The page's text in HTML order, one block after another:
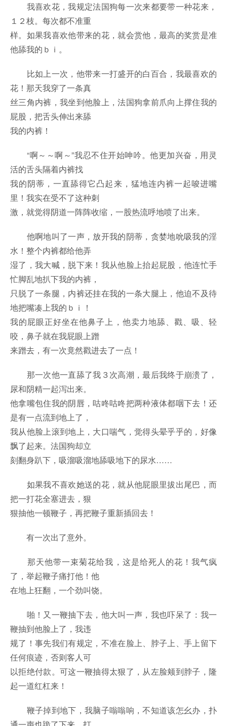
我喜欢花，我规定法国狗每一次来都要带一种花来，
１２枝。每次都不准重
样。如果我喜欢他带来的花，就会赏他，最高的奖赏是准
他舔我的ｂｉ。
比如上一次，他带来一打盛开的白百合，我最喜欢的
花！那天我穿了一条真
丝三角内裤，我坐到他脸上，法国狗拿前爪向上撑住我的
屁股，把舌头伸出来舔
我的内裤！
“啊～～啊～”我忍不住开始呻吟。他更加兴奋，用灵
活的舌头隔着内裤找
我的阴蒂，一直舔得它凸起来，猛地连内裤一起唆进嘴
里！我实在受不了这种刺
激，就觉得阴道一阵阵收缩，一股热流呼地喷了出来。
他啊地叫了一声，放开我的阴蒂，贪婪地吮吸我的淫
水！整个内裤都给他弄
湿了，我大喊，脱下来！我从他脸上抬起屁股，他连忙手
忙脚乱地扒下我的内裤，
只脱了一条腿，内裤还挂在我的一条大腿上，他迫不及待
地把嘴凑上我的ｂｉ！
我的屁眼正好坐在他鼻子上，他卖力地舔、戳、吸、轻
咬，鼻子就在我屁眼上蹭
来蹭去，有一次竟然戳进去了一点！
那一次他一直舔了我３次高潮，最后我终于崩溃了，
尿和阴精一起泻出来。
他拿嘴包住我的阴唇，咕咚咕咚把两种液体都咽下去！还
是有一点流到地上了，
我从他脸上滚到地上，大口喘气，觉得头晕乎乎的，好像
飘了起来。法国狗却立
刻翻身趴下，吸溜吸溜地舔吸地下的尿水……
如果我不喜欢她送的花，就从他屁眼里拔出尾巴，而
把一打花全塞进去，狠
狠抽他一顿鞭子，再把鞭子重新插回去！
有一次出了意外。
那天他带一束菊花给我，这是给死人的花！我气疯
了，举起鞭子痛打他！他
在地上狂翻，一个劲叫饶。
啪！又一鞭抽下去，他大叫一声，我也吓呆了：我一
鞭抽到他脸上了，我违
规了！事先我们有规定，不准在脸上、脖子上、手上留下
任何痕迹，否则客人可
以拒绝付款。可这一鞭抽得太狠了，从左脸颊到脖子，隆
起一道红杠来！
鞭子掉到地下，我脑子嗡嗡响，不知道该怎幺办，扑